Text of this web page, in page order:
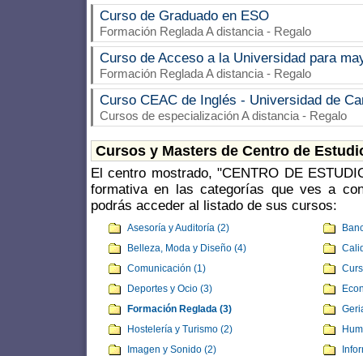
Curso de Graduado en ESO
Formación Reglada A distancia - Regalo
Curso de Acceso a la Universidad para
Formación Reglada A distancia - Regalo
Curso CEAC de Inglés - Universidad de
Cursos de especialización A distancia - Regalo
Cursos y Masters de Centro de
El centro mostrado, "CENTRO DE
formativa en las categorías que ves a
podrás acceder al listado de sus cursos:
Asesoría y Auditoría (2)
Belleza, Moda y Diseño (4)
Comunicación (1)
Deportes y Ocio (3)
Formación Reglada (3)
Hostelería y Turismo (2)
Imagen y Sonido (2)